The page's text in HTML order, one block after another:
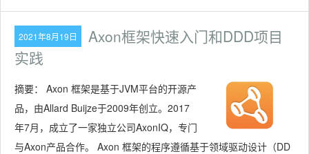
2021年8月19日
Axon框架快速入门和DDD项目
实践
摘要： Axon 框架是基于JVM平台的开源产
品，由Allard Buijze于2009年创立。2017
年7月，成立了一家独立公司AxonIQ，专门
与Axon产品合作。 Axon 框架的程序遵循基于领域驱动设计（DD